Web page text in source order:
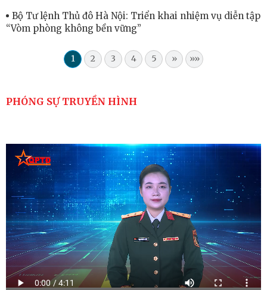
Bộ Tư lệnh Thủ đô Hà Nội: Triển khai nhiệm vụ diễn tập
“Vòm phòng không bền vững”
1 2 3 4 5 » »»
PHÓNG SỰ TRUYỀN HÌNH